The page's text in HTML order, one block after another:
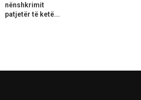
nënshkrimit
patjetër të ketë...